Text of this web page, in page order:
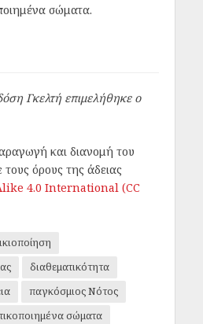
σώματα.
Γκελτή επιμελήθηκε ο
και διανομή του
όρους της άδειας
4.0 International (CC
διαθεματικότητα
παγκόσμιος Νότος
σώματα